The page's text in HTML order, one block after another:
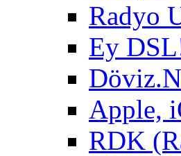
Radyo
Ey
Apple,
RDK